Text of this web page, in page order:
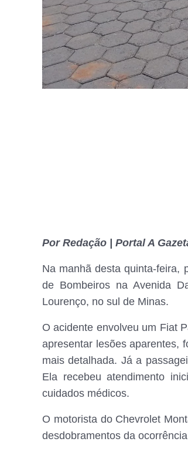
Por Redação | Portal A
Na manhã desta quinta-feira,
de Bombeiros na Avenida
Lourenço, no sul de Minas.
O acidente envolveu um Fiat
apresentar lesões aparentes,
mais detalhada. Já a
Ela recebeu atendimento
cuidados médicos.
O motorista do Chevrolet
desdobramentos da